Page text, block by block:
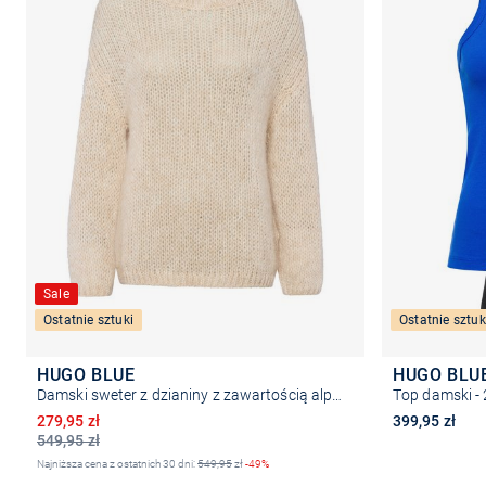
Sale
Ostatnie sztuki
HUGO BLUE
549,95 zł
Obniżona cena
279,95 zł
Najniższa cena z ostatnich 30 dni:549,95zł-49%
Ostatnie
HUGO
Top damski -
399,95 zł